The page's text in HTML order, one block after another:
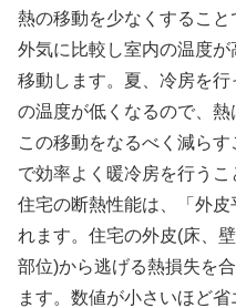
熱の移動を少なくすること
外気に比較し室内の温度
移動します。夏、冷房を
の温度が低くなるので、熱
この移動をなるべく減ら
で効率よく暖冷房を行うこ
住宅の断熱性能は、「外
れます。住宅の外皮(床、
部位)から逃げる熱損失を
ます。数値が小さいほど省